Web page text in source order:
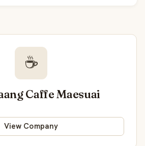
☕
Caffe Maesuai
View Company